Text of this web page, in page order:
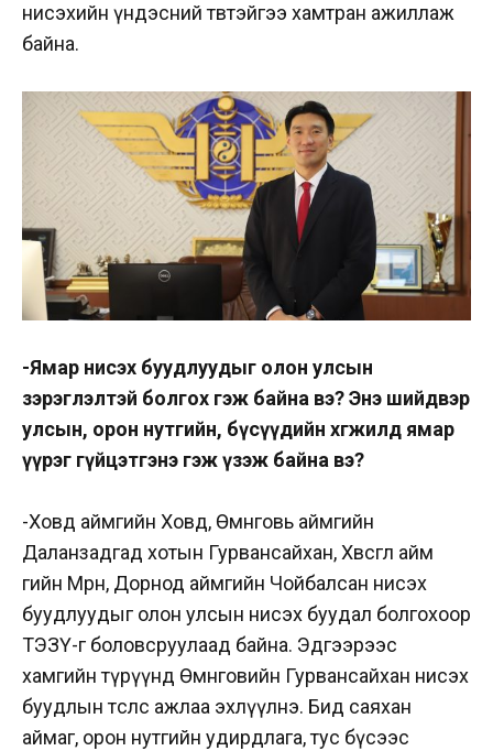
нисэхийн үндэсний төвтэйгээ хамтран ажиллаж
байна.
-Ямар нисэх буудлуудыг олон улсын
зэрэглэлтэй болгох гэж байна вэ? Энэ шийдвэр
улсын, орон нутгийн, бүсүүдийн хөгжилд ямар
үүрэг гүйцэтгэнэ гэж үзэж байна вэ?
-Ховд аймгийн Ховд, Өмнөговь аймгийн
Даланзадгад хотын Гурвансайхан, Хөвсгөл айм
гийн Мөрөн, Дорнод аймгийн Чойбалсан нисэх
буудлуудыг олон улсын нисэх буудал болгохоор
ТЭЗҮ-г боловсруулаад байна. Эдгээрээс
хамгийн түрүүнд Өмнөговийн Гурвансайхан нисэх
буудлын төслөөс ажлаа эхлүүлнэ. Бид саяхан
аймаг, орон нутгийн удирдлага, тус бүсээс